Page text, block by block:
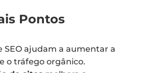
Pontos
SEO ajudam a aumentar a
o tráfego orgânico.